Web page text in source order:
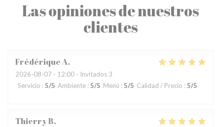
Las opiniones de nuestros
clientes
FrédériqueA
2026-08-07 - 12:00 - Invitados 3
Servicio : 5/5 Ambiente : 5/5 Menú : 5/5 Calidad / Precio : 5/5
ThierryB